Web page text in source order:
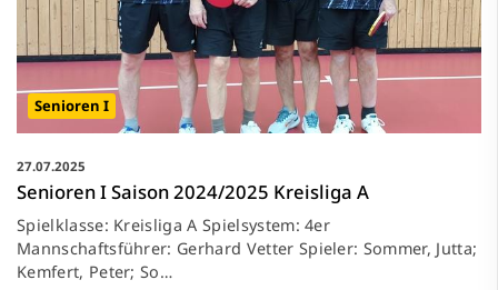
Senioren I
27.07.2025
Senioren I Saison 2024/2025 Kreisliga A
Spielklasse: Kreisliga A Spielsystem: 4er
Mannschaftsführer: Gerhard Vetter Spieler: Sommer, Jutta;
Kemfert, Peter; So…